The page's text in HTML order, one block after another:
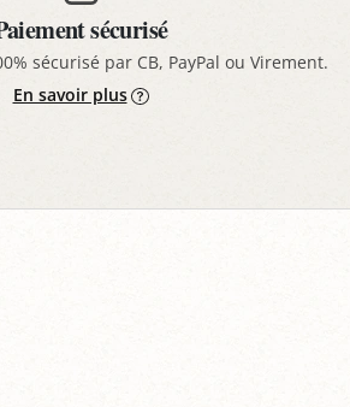
sécurisé
sécurisé par CB, PayPal ou Virement.
En savoir plus